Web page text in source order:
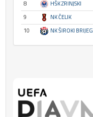
8
HŠK ZRINJSKI
9
NK ČELIK
10
NK ŠIROKI BRIJEG